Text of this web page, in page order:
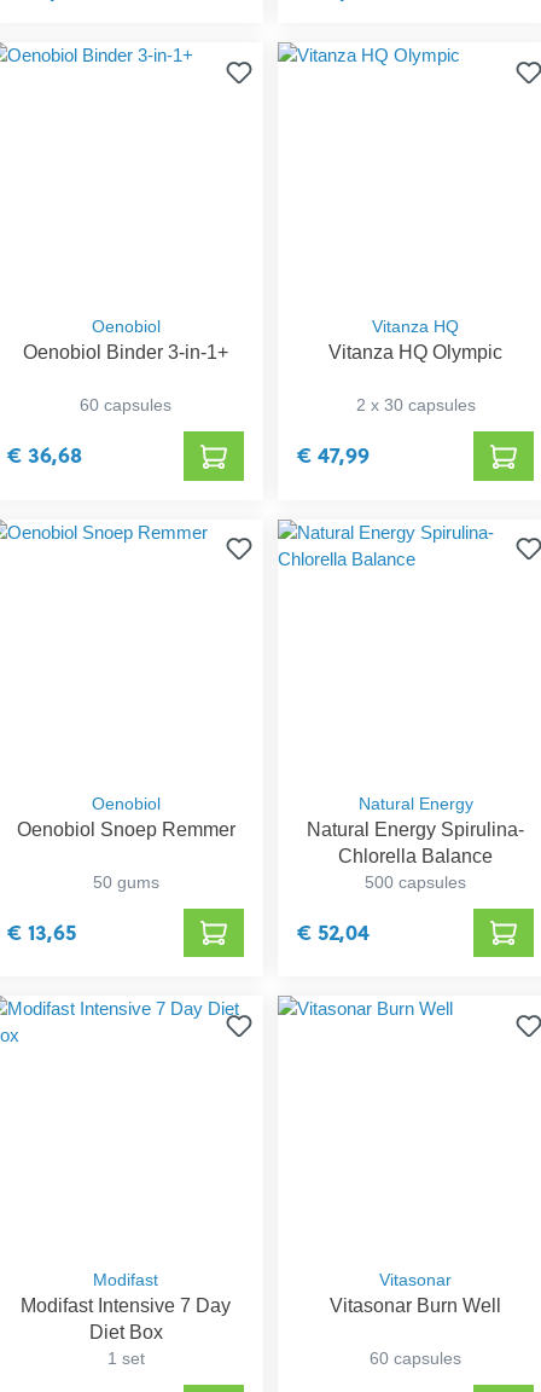
Oenobiol
Oenobiol Binder 3-in-1+
60 capsules
€ 36,68
Vitanza HQ
Vitanza HQ Olympic
2 x 30 capsules
€ 47,99
Oenobiol
Oenobiol Snoep Remmer
50 gums
€ 13,65
Natural Energy
Natural Energy Spirulina-
Chlorella Balance
500 capsules
€ 52,04
Modifast
Modifast Intensive 7 Day
Diet Box
1 set
Vitasonar
Vitasonar Burn Well
60 capsules